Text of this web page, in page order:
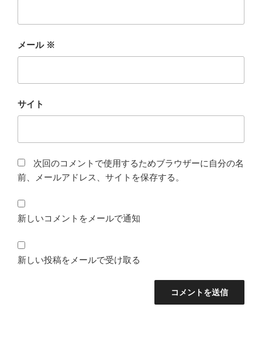
メール ※
サイト
次回のコメントで使用するためブラウザーに自分の名
前、メールアドレス、サイトを保存する。
新しいコメントをメールで通知
新しい投稿をメールで受け取る